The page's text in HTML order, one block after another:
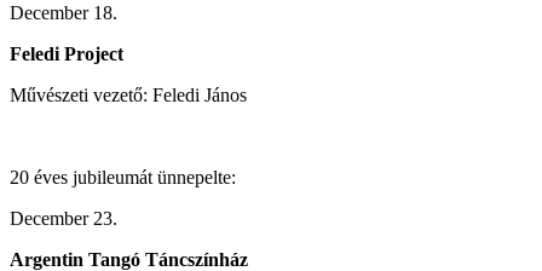
December 18.
Feledi Project
Művészeti vezető: Feledi János
20 éves jubileumát ünnepelte:
December 23.
Argentin Tangó Táncszínház